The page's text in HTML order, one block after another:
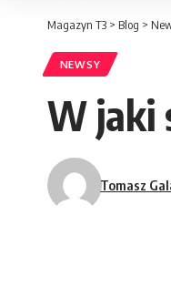
Magazyn T3 > Blog >
NEWSY
W jaki
Tomasz